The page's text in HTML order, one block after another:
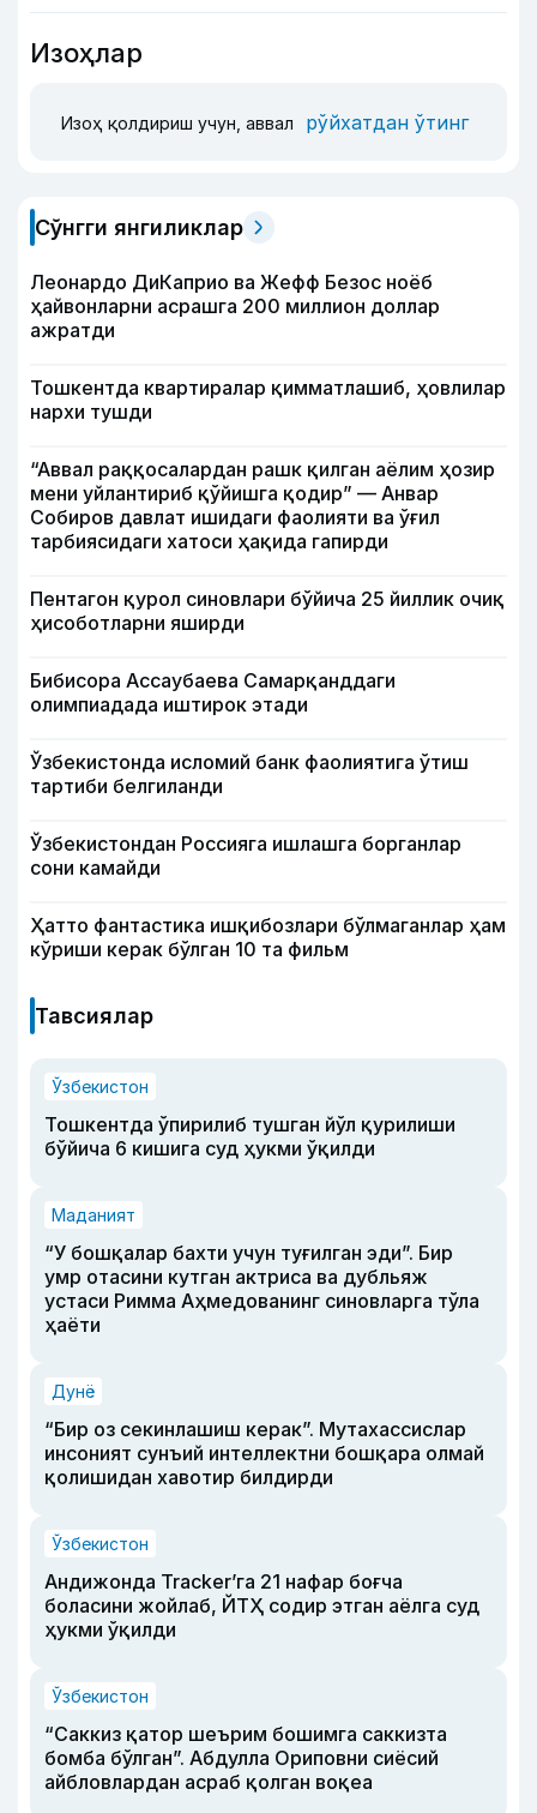
Изоҳлар
Изоҳ қолдириш учун, аввал рўйхатдан ўтинг
Сўнгги янгиликлар
Леонардо ДиКаприо ва Жефф Безос ноёб
ҳайвонларни асрашга 200 миллион доллар
ажратди
Тошкентда квартиралар қимматлашиб, ҳовлилар
нархи тушди
“Аввал раққосалардан рашк қилган аёлим ҳозир
мени уйлантириб қўйишга қодир” — Анвар
Собиров давлат ишидаги фаолияти ва ўғил
тарбиясидаги хатоси ҳақида гапирди
Пентагон қурол синовлари бўйича 25 йиллик очиқ
ҳисоботларни яширди
Бибисора Ассаубаева Самарқанддаги
олимпиадада иштирок этади
Ўзбекистонда исломий банк фаолиятига ўтиш
тартиби белгиланди
Ўзбекистондан Россияга ишлашга борганлар
сони камайди
Ҳатто фантастика ишқибозлари бўлмаганлар ҳам
кўриши керак бўлган 10 та фильм
Тавсиялар
Ўзбекистон
Тошкентда ўпирилиб тушган йўл қурилиши
бўйича 6 кишига суд ҳукми ўқилди
Маданият
“У бошқалар бахти учун туғилган эди”. Бир
умр отасини кутган актриса ва дубльяж
устаси Римма Аҳмедованинг синовларга тўла
ҳаёти
Дунё
“Бир оз секинлашиш керак”. Мутахассислар
инсоният сунъий интеллектни бошқара олмай
қолишидан хавотир билдирди
Ўзбекистон
Андижонда Tracker’га 21 нафар боғча
боласини жойлаб, ЙТҲ содир этган аёлга суд
ҳукми ўқилди
Ўзбекистон
“Саккиз қатор шеърим бошимга саккизта
бомба бўлган”. Абдулла Ориповни сиёсий
айбловлардан асраб қолган воқеа